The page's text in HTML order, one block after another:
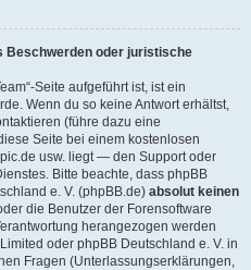
Beschwerden oder juristische
Seite aufgeführt ist, ist ein
Wenn du so keine Antwort erhältst,
(führe dazu eine
Seite bei einem kostenlosen
usw. liegt — den Support oder
Bitte beachte, dass phpBB
e. V. (phpBB.de) absolut keinen
die Benutzer der Forensoftware
herangezogen werden
oder phpBB Deutschland e. V. in
Fragen (Unterlassungserklärungen,